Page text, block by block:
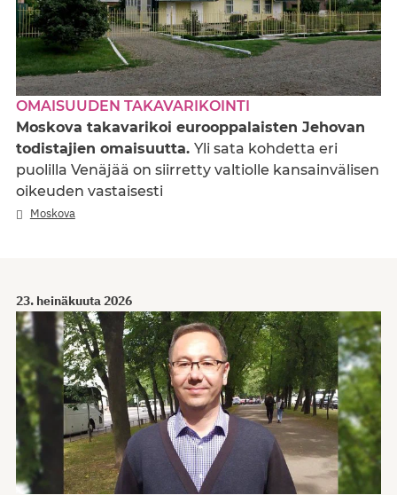
OMAISUUDEN TAKAVARIKOINTI
Moskova takavarikoi eurooppalaisten Jehovan
todistajien omaisuutta. Yli sata kohdetta eri
puolilla Venäjää on siirretty valtiolle kansainvälisen
oikeuden vastaisesti
Moskova
23. heinäkuuta 2026